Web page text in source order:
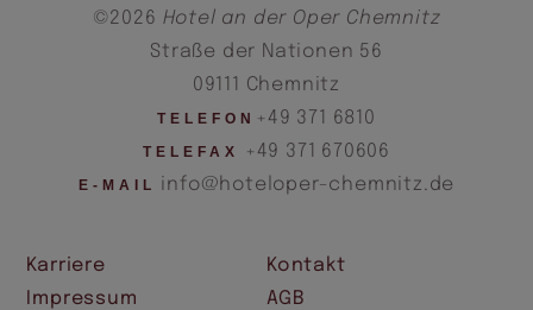
©2026 Hotel an der Oper Chemnitz
Straße der Nationen 56
09111 Chemnitz
TELEFON +49 371 6810
TELEFAX +49 371 670606
E-MAIL info@hoteloper-chemnitz.de
Karriere
Kontakt
Impressum
AGB